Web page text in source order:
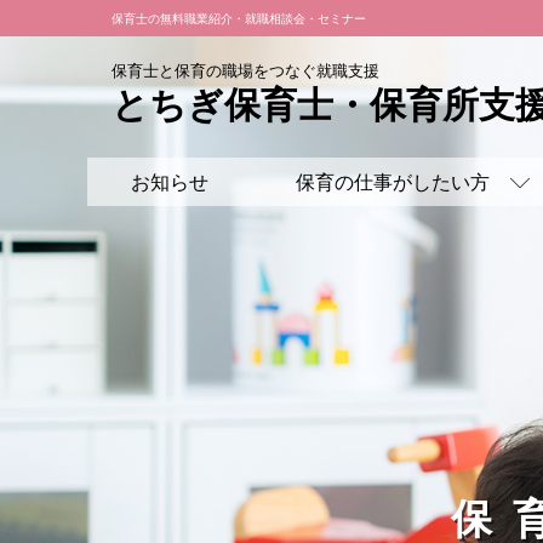
保育士の無料職業紹介・就職相談会・セミナー
保育士と保育の職場をつなぐ就職支援
とちぎ保育士・保育所支
お知らせ 保育の仕事がしたい方
保育の仕事がしたい方
保育事業所を探したい方
保